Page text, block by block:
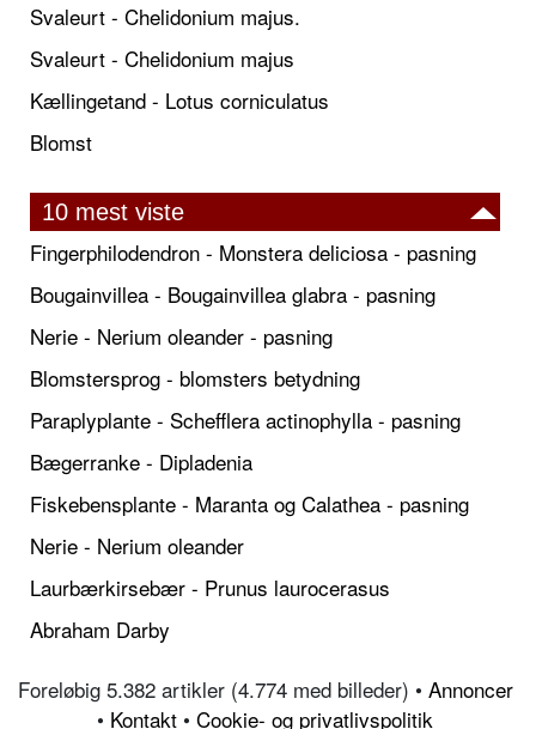
Svaleurt - Chelidonium majus.
Svaleurt - Chelidonium majus
Kællingetand - Lotus corniculatus
Blomst
10 mest viste
Fingerphilodendron - Monstera deliciosa - pasning
Bougainvillea - Bougainvillea glabra - pasning
Nerie - Nerium oleander - pasning
Blomstersprog - blomsters betydning
Paraplyplante - Schefflera actinophylla - pasning
Bægerranke - Dipladenia
Fiskebensplante - Maranta og Calathea - pasning
Nerie - Nerium oleander
Laurbærkirsebær - Prunus laurocerasus
Abraham Darby
Foreløbig 5.382 artikler (4.774 med billeder) • Annoncer
• Kontakt • Cookie- og privatlivspolitik